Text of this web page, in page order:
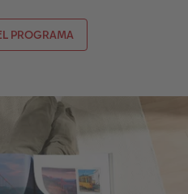
PROGRAMA